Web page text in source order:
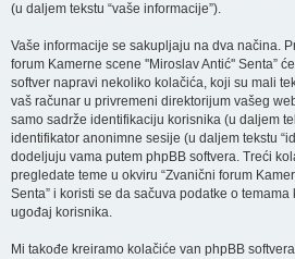
(u daljem tekstu “vaše informacije”).
Vaše informacije se sakupljaju na dva načina.
forum Kamerne scene ''Miroslav Antić'' Senta”
softver napravi nekoliko kolačića, koji su mali
vaš računar u privremeni direktorijum vašeg
samo sadrže identifikaciju korisnika (u daljem
identifikator anonimne sesije (u daljem tekstu
dodeljuju vama putem phpBB softvera. Treći
pregledate teme u okviru “Zvanični forum
Senta” i koristi se da sačuva podatke o
ugođaj korisnika.
Mi takođe kreiramo kolačiće van phpBB